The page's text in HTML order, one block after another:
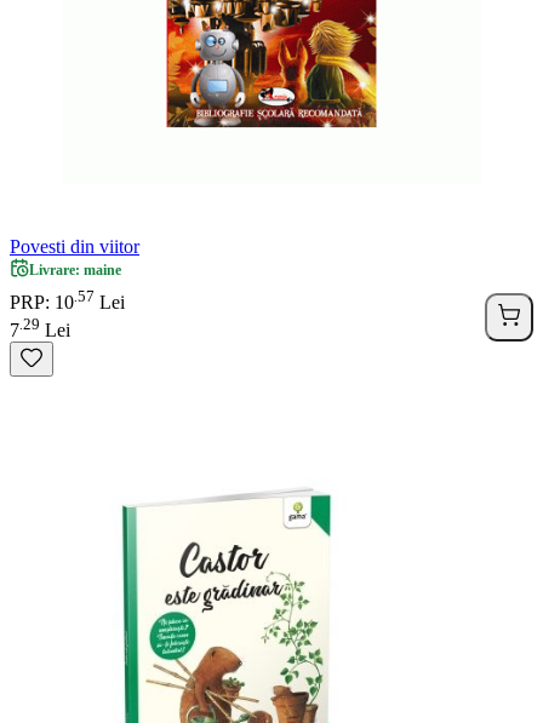
Povesti din viitor
Livrare: maine
PRP: 10 57 Lei
7 29 Lei